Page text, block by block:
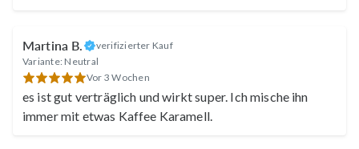
Martina B.
verifizierter Kauf
Variante: Neutral
Vor 3 Wochen
es ist gut verträglich und wirkt super. Ich mische ihn
immer mit etwas Kaffee Karamell.